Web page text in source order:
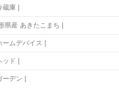
庫 |
県産 あきたこまち |
ムデバイス |
ド |
デン |